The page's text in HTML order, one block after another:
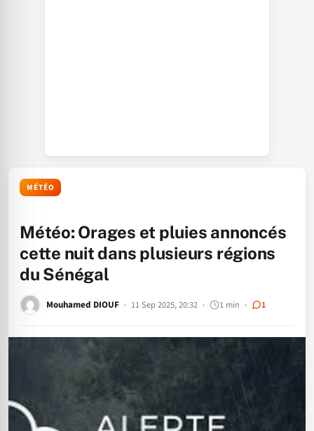
MÉTÉO
Météo: Orages et pluies annoncés
cette nuit dans plusieurs régions
du Sénégal
Mouhamed DIOUF 11 Sep 2025, 20:32 1 min 1